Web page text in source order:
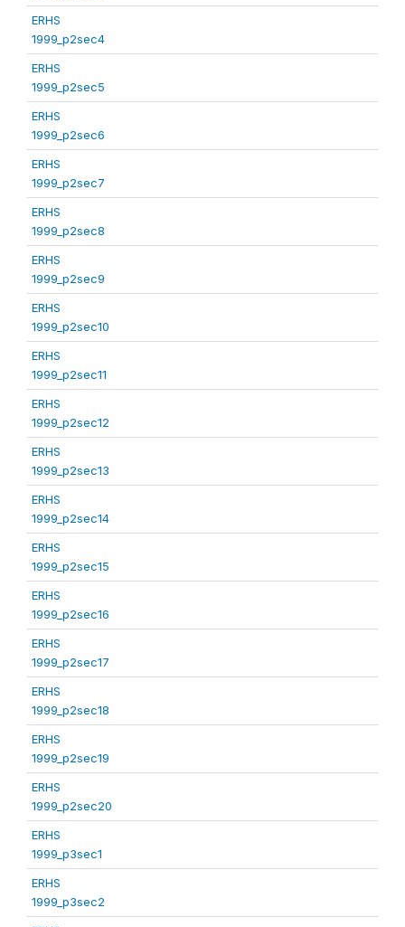
ERHS
1999_p2sec4
ERHS
1999_p2sec5
ERHS
1999_p2sec6
ERHS
1999_p2sec7
ERHS
1999_p2sec8
ERHS
1999_p2sec9
ERHS
1999_p2sec10
ERHS
1999_p2sec11
ERHS
1999_p2sec12
ERHS
1999_p2sec13
ERHS
1999_p2sec14
ERHS
1999_p2sec15
ERHS
1999_p2sec16
ERHS
1999_p2sec17
ERHS
1999_p2sec18
ERHS
1999_p2sec19
ERHS
1999_p2sec20
ERHS
1999_p3sec1
ERHS
1999_p3sec2